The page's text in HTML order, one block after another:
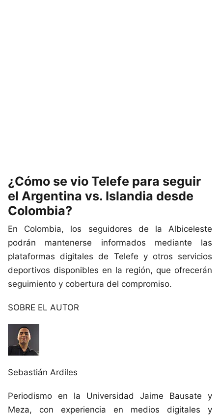
¿Cómo se vio Telefe para seguir
el Argentina vs. Islandia desde
Colombia?
En Colombia, los seguidores de la Albiceleste
podrán mantenerse informados mediante las
plataformas digitales de Telefe y otros servicios
deportivos disponibles en la región, que ofrecerán
seguimiento y cobertura del compromiso.
SOBRE EL AUTOR
Sebastián Ardiles
Periodismo en la Universidad Jaime Bausate y
Meza, con experiencia en medios digitales y